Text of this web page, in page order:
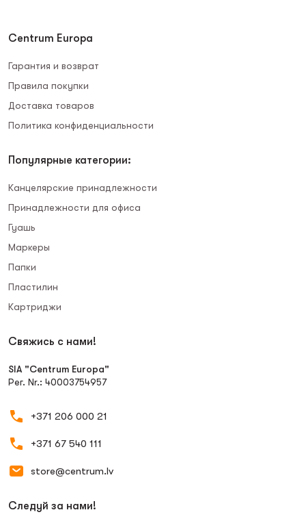
Centrum Europa
Гарантия и возврат
Правила покупки
Доставка товаров
Политика конфиденциальности
Популярные категории:
Канцелярские принадлежности
Принадлежности для офиса
Гуашь
Маркеры
Папки
Пластилин
Картриджи
Свяжись с нами!
SIA "Centrum Europa"
Рег. Nr.: 40003754957
+371 206 000 21
+371 67 540 111
store@centrum.lv
Следуй за нами!